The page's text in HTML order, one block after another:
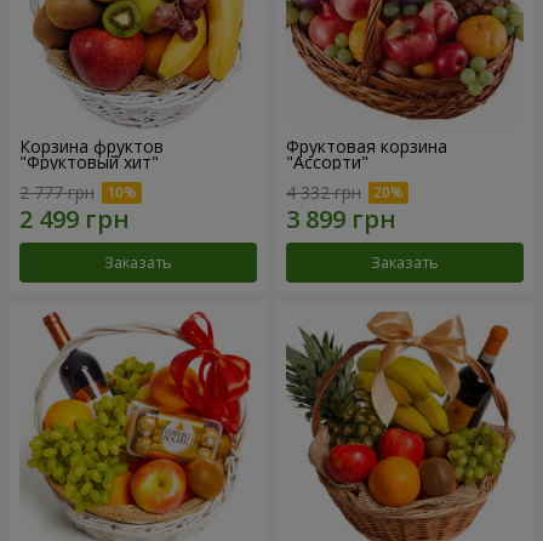
Корзина фруктов
"Фруктовый хит"
2 777 грн
Заказать
Фруктовая корзина
"Ассорти"
4 332 грн
Заказать